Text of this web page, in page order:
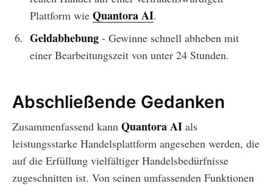
Plattform wie Quantora AI.
Geldabhebung- Gewinne schnell abheben mit
einer Bearbeitungszeit von unter 24 Stunden.
Abschließende Gedanken
Zusammenfassend kann Quantora AI als
leistungsstarke Handelsplattform angesehen werden, die
auf die Erfüllung vielfältiger Handelsbedürfnisse
zugeschnitten ist. Von seinen umfassenden Funktionen